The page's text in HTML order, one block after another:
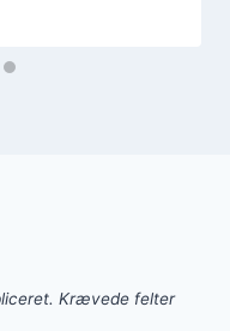
Krævede felter